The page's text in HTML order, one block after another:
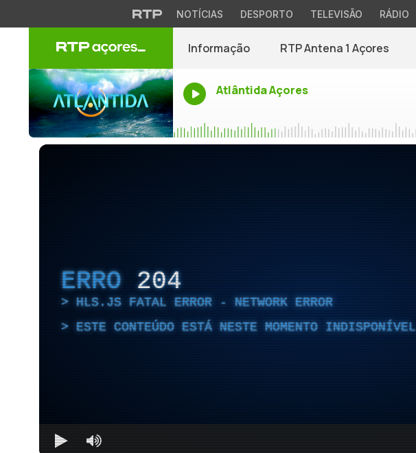
NOTÍCIAS DESPORTO TELEVISÃO RÁDIO
Informação RTP Antena 1 Açores
Atlântida Açores
ERRO 204
HLS.JS FATAL ERROR - NETWORK ERROR
ESTE CONTEÚDO ESTÁ NESTE MOMENTO INDISPONÍVEL